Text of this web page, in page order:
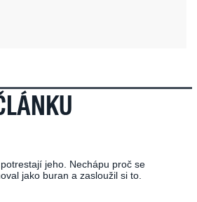
jeho. Nechápu proč se
jako buran a zasloužil si to.